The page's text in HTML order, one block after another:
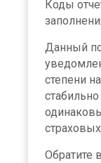
Коды
Данный
степени
стабильно
Обратите